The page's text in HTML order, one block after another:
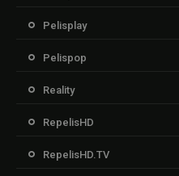
Pelisplay
Pelispop
Reality
RepelisHD
RepelisHD.TV